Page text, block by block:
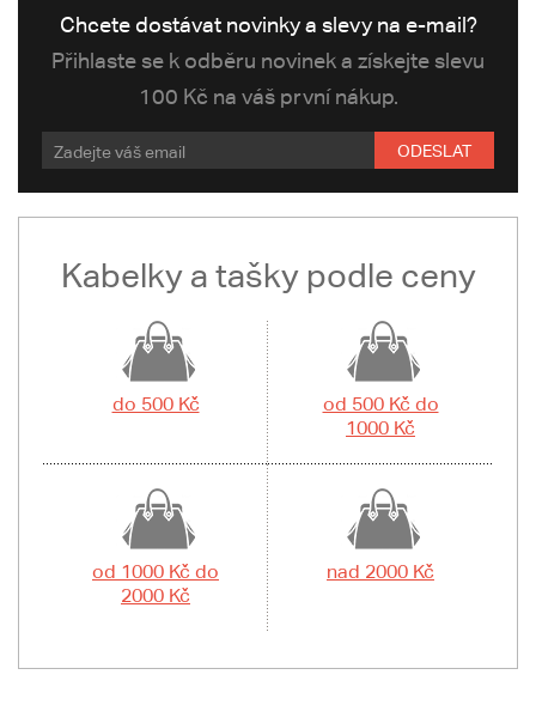
Chcete dostávat novinky a slevy na e-mail?
Přihlaste se k odběru novinek a získejte slevu
100 Kč na váš první nákup.
ODESLAT
Kabelky a tašky podle ceny
do 500 Kč
od 500 Kč do
1000 Kč
od 1000 Kč do
2000 Kč
nad 2000 Kč